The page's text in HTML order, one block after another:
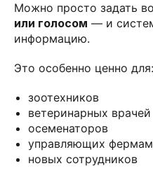
Можно просто задать
или голосом — и
информацию.
Это особенно ценно для:
зоотехников
ветеринарных врачей
осеменаторов
управляющих
новых сотрудников